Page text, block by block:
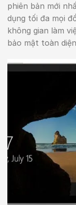
phiên bản mới
dụng tối đa mọi
không gian làm
bảo mật toàn